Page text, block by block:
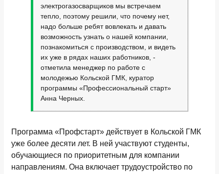
электрогазосварщиков мы встречаем
тепло, поэтому решили, что почему нет,
надо больше ребят вовлекать и давать
возможность узнать о нашей компании,
познакомиться с производством, и видеть
их уже в рядах наших работников, -
отметила менеджер по работе с
молодежью Кольской ГМК, куратор
программы «Профессиональный старт»
Анна Черных.
Программа «Профстарт» действует в Кольской ГМК
уже более десяти лет. В ней участвуют студенты,
обучающиеся по приоритетным для компании
направлениям. Она включает трудоустройство по